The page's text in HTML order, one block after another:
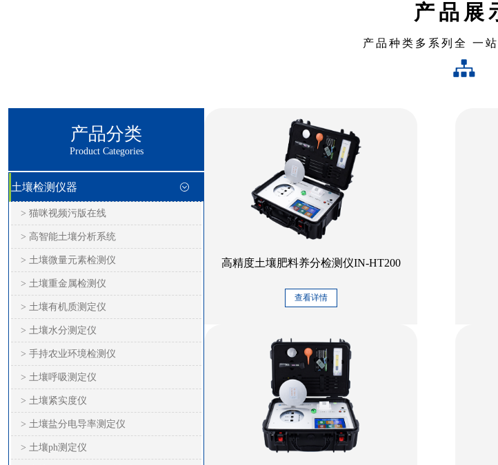
产品展
产品种类多系列全 一
产品分类
Product Categories
土壤检测仪器
> 猫咪视频污版在线
> 高智能土壤分析系统
> 土壤微量元素检测仪
> 土壤重金属检测仪
> 土壤有机质测定仪
> 土壤水分测定仪
> 手持农业环境检测仪
> 土壤呼吸测定仪
> 土壤紧实度仪
> 土壤盐分电导率测定仪
> 土壤ph测定仪
高精度土壤肥料养分检测仪IN-HT200
查看详情